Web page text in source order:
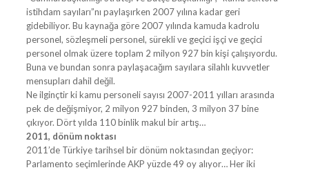
istihdam sayıları”nı paylaşırken 2007 yılına kadar geri
gidebiliyor. Bu kaynağa göre 2007 yılında kamuda kadrolu
personel, sözleşmeli personel, sürekli ve geçici işçi ve geçici
personel olmak üzere toplam 2 milyon 927 bin kişi çalışıyordu.
Buna ve bundan sonra paylaşacağım sayılara silahlı kuvvetler
mensupları dahil değil.
Ne ilginçtir ki kamu personeli sayısı 2007-2011 yılları arasında
pek de değişmiyor, 2 milyon 927 binden, 3 milyon 37 bine
çıkıyor. Dört yılda 110 binlik makul bir artış…
2011, dönüm noktası
2011’de Türkiye tarihsel bir dönüm noktasından geçiyor:
Parlamento seçimlerinde AKP yüzde 49 oy alıyor… Her iki